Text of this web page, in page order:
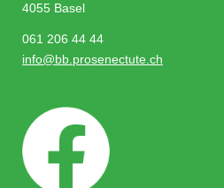
4055 Basel
061 206 44 44
info@bb.prosenectute.ch